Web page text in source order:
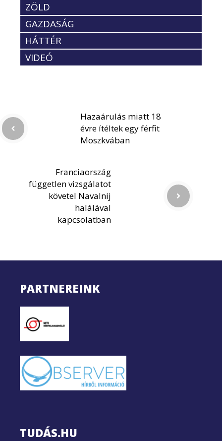
ZÖLD
GAZDASÁG
HÁTTÉR
VIDEÓ
Hazaárulás miatt 18
évre ítéltek egy férfit
Moszkvában
Franciaország
független vizsgálatot
követel Navalnij
halálával
kapcsolatban
PARTNEREINK
TUDÁS.HU